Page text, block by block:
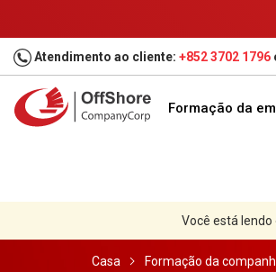
Atendimento ao cliente: +852 3702 1796
Formação da
Você está
Casa Formação da